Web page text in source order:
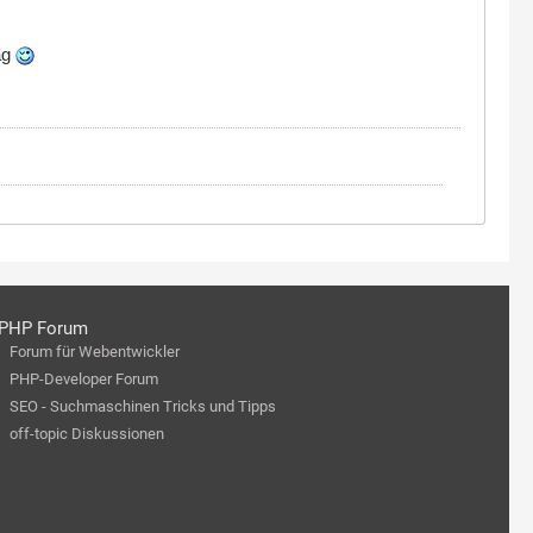
Forum
Forum für Webentwickler
PHP-Developer Forum
SEO - Suchmaschinen Tricks und Tipps
off-topic Diskussionen